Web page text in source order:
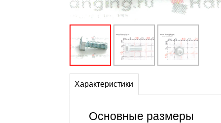
Характеристики
Основные размеры